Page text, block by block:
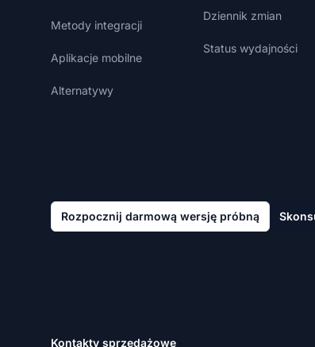
Metody integracji
Aplikacje mobilne
Alternatywy
Dziennik zmian
Status wydajności
Rozpocznij darmową wersję próbną
Kontakty sprzedażowe